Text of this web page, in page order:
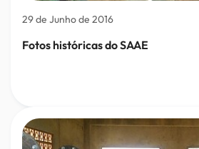
29 de Junho de 2016
Fotos históricas do SAAE